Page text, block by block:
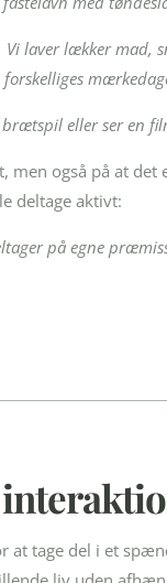
laver lækker mad,
eller ser en
men også på at
deltage aktivt:
på egne
at tage del i et